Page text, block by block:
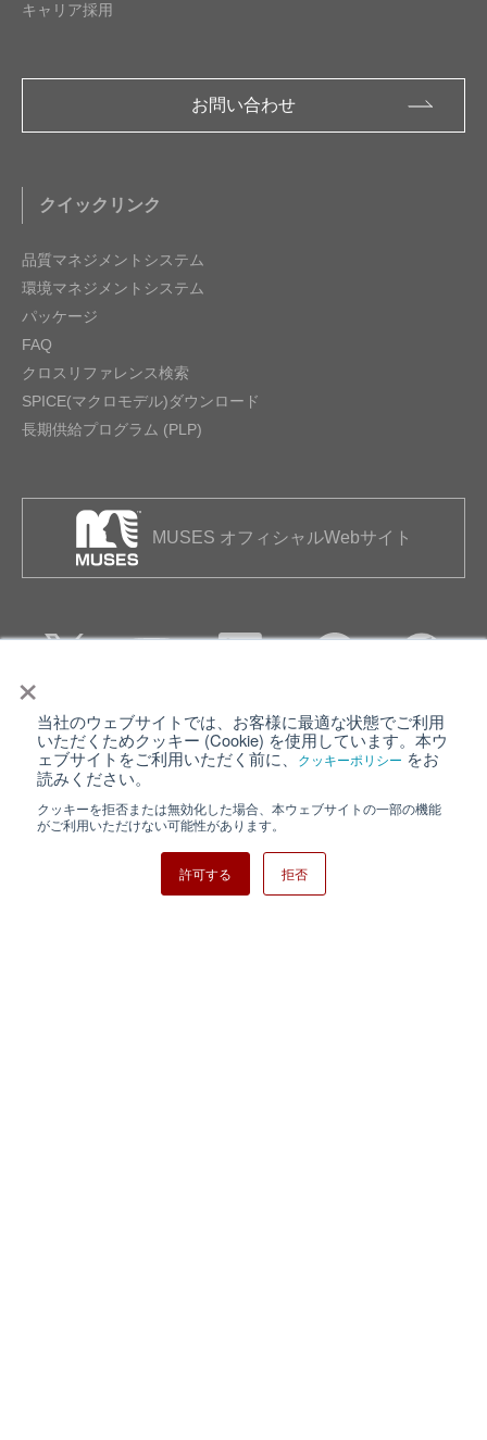
×
当社のウェブサイトでは、お客様に最適な状態でご利用
いただくためクッキー (Cookie) を使用しています。本ウ
ェブサイトをご利用いただく前に、
クッキーポリシー をお
読みください。
クッキーを拒否または無効化した場合、本ウェブサイトの一部の機能
がご利用いただけない可能性があります。
許可する 拒否
キャリア採用
お問い合わせ
クイックリンク
品質マネジメントシステム
環境マネジメントシステム
パッケージ
FAQ
クロスリファレンス検索
SPICE(マクロモデル)ダウンロード
長期供給プログラム (PLP)
MUSES オフィシャルWebサイト
個人情報保護について ウェブサイト利用規約
クッキーポリシー
日清紡ホールディングス
Copyright ⓒ Nisshinbo Micro Devices Inc. All Rights Reserved.